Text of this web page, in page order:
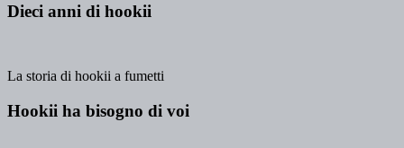
Dieci anni di hookii
La storia di hookii a fumetti
Hookii ha bisogno di voi